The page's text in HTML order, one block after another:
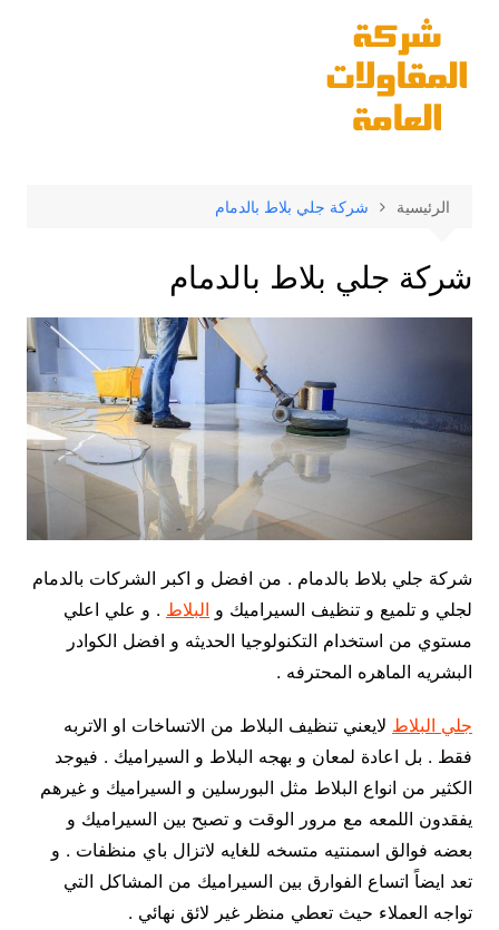
المحتوى
الرئيسية شركة جلي بلاط بالدمام
شركة جلي بلاط بالدمام
شركة جلي بلاط بالدمام . من افضل و اكبر الشركات بالدمام
لجلي و تلميع و تنظيف السيراميك و البلاط . و علي اعلي
مستوي من استخدام التكنولوجيا الحديثه و افضل الكوادر
البشريه الماهره المحترفه .
جلي البلاط لايعني تنظيف البلاط من الاتساخات او الاتربه
فقط . بل اعادة لمعان و بهجه البلاط و السيراميك . فيوجد
الكثير من انواع البلاط مثل البورسلين و السيراميك و غيرهم
يفقدون اللمعه مع مرور الوقت و تصبح بين السيراميك و
بعضه فوالق اسمنتيه متسخه للغايه لاتزال باي منظفات . و
تعد ايضاً اتساع الفوارق بين السيراميك من المشاكل التي
تواجه العملاء حيث تعطي منظر غير لائق نهائي .